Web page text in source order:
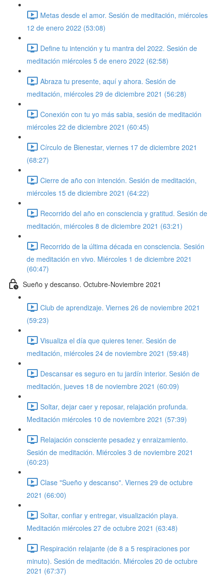
Metas desde el amor. Sesión de meditación, miércoles
12 de enero 2022 (53:08)
Define tu intención y tu mantra del 2022. Sesión de
meditación miércoles 5 de enero 2022 (62:58)
Abraza tu presente, aquí y ahora. Sesión de
meditación, miércoles 29 de diciembre 2021 (56:28)
Conexión con tu yo más sabia, sesión de meditación
miércoles 22 de diciembre 2021 (60:45)
Círculo de Bienestar, viernes 17 de diciembre 2021
(68:27)
Cierre de año con intención. Sesión de meditación,
miércoles 15 de diciembre 2021 (64:22)
Recorrido del año en consciencia y gratitud. Sesión de
meditación, miércoles 8 de diciembre 2021 (63:21)
Recorrido de la última década en consciencia. Sesión
de meditación en vivo. Miércoles 1 de diciembre 2021
(60:47)
Sueño y descanso. Octubre-Noviembre 2021
Club de aprendizaje. Viernes 26 de noviembre 2021
(59:23)
Visualiza el día que quieres tener. Sesión de
meditación, miércoles 24 de noviembre 2021 (59:48)
Descansar es seguro en tu jardín interior. Sesión de
meditación, jueves 18 de noviembre 2021 (60:09)
Soltar, dejar caer y reposar, relajación profunda.
Meditación miércoles 10 de noviembre 2021 (57:39)
Relajación consciente pesadez y enraizamiento.
Sesión de meditación. Miércoles 3 de noviembre 2021
(60:23)
Clase "Sueño y descanso". Viernes 29 de octubre
2021 (66:00)
Soltar, confiar y entregar, visualización playa.
Meditación miércoles 27 de octubre 2021 (63:48)
Respiración relajante (de 8 a 5 respiraciones por
minuto). Sesión de meditación. Miércoles 20 de octubre
2021 (67:37)